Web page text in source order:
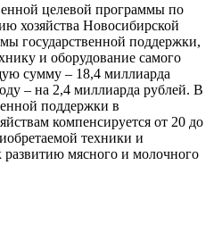
целевой программы по
хозяйства Новосибирской
государственной поддержки,
и оборудование самого
сумму – 18,4 миллиарда
– на 2,4 миллиарда рублей. В
поддержки в
компенсируется от 20 до
техники и
развитию мясного и молочного